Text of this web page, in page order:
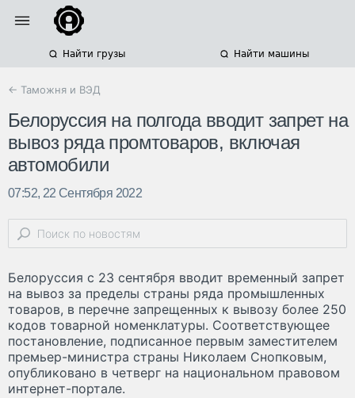
Найти грузы Найти машины
← Таможня и ВЭД
Белоруссия на полгода вводит запрет на
вывоз ряда промтоваров, включая
автомобили
07:52, 22 Сентября 2022
Белоруссия с 23 сентября вводит временный запрет
на вывоз за пределы страны ряда промышленных
товаров, в перечне запрещенных к вывозу более 250
кодов товарной номенклатуры. Соответствующее
постановление, подписанное первым заместителем
премьер-министра страны Николаем Снопковым,
опубликовано в четверг на национальном правовом
интернет-портале.